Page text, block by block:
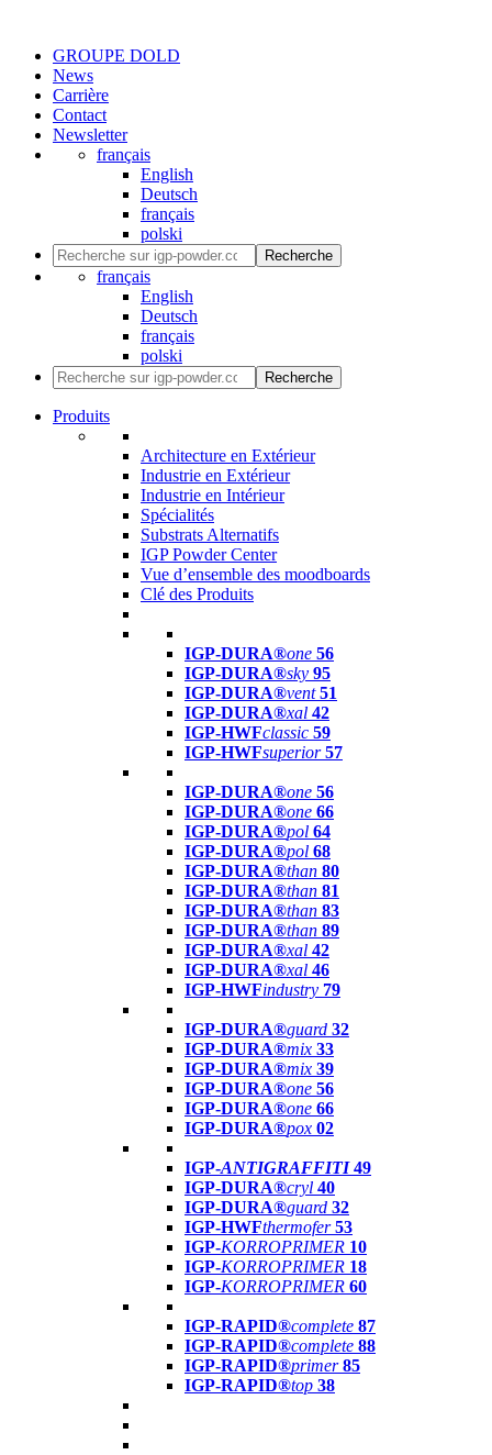
GROUPE DOLD
News
Carrière
Contact
Newsletter
français
English
Deutsch
français
polski
Recherche
français
English
Deutsch
français
polski
Recherche
Produits
Architecture en Extérieur
Industrie en Extérieur
Industrie en Intérieur
Spécialités
Substrats Alternatifs
IGP Powder Center
Vue d’ensemble des moodboards
Clé des Produits
IGP-DURA®one 56
IGP-DURA®sky 95
IGP-DURA®vent 51
IGP-DURA®xal 42
IGP-HWFclassic 59
IGP-HWFsuperior 57
IGP-DURA®one 56
IGP-DURA®one 66
IGP-DURA®pol 64
IGP-DURA®pol 68
IGP-DURA®than 80
IGP-DURA®than 81
IGP-DURA®than 83
IGP-DURA®than 89
IGP-DURA®xal 42
IGP-DURA®xal 46
IGP-HWFindustry 79
IGP-DURA®guard 32
IGP-DURA®mix 33
IGP-DURA®mix 39
IGP-DURA®one 56
IGP-DURA®one 66
IGP-DURA®pox 02
IGP-ANTIGRAFFITI49
IGP-DURA®cryl 40
IGP-DURA®guard 32
IGP-HWFthermofer 53
IGP-KORROPRIMER 10
IGP-KORROPRIMER 18
IGP-KORROPRIMER 60
IGP-RAPID®complete 87
IGP-RAPID®complete 88
IGP-RAPID®primer 85
IGP-RAPID®top 38